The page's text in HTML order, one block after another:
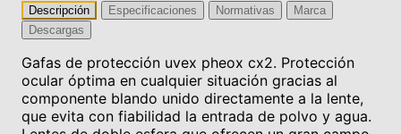
Descripción Especificaciones Normativas
Marca
Descargas
Gafas de protección uvex pheox cx2. Protección
ocular óptima en cualquier situación gracias al
componente blando unido directamente a la lente,
que evita con fiabilidad la entrada de polvo y agua.